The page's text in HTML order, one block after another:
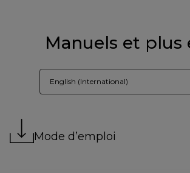
Manuels et plus
English (International)
Mode d’emploi